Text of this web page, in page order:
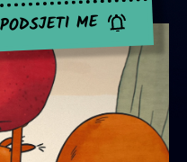
PODSJETI ME